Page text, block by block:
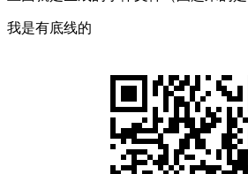
我是有底线的